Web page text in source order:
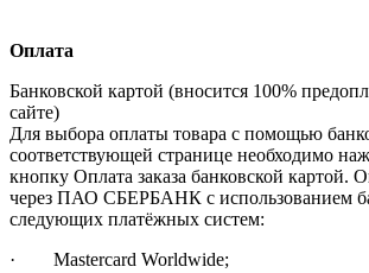
Оплата
Банковской картой (вносится 100%
сайте)
Для выбора оплаты товара с помощью
соответствующей странице необходимо
кнопку Оплата заказа банковской картой.
через ПАО СБЕРБАНК с использованием
следующих платёжных систем:
· Mastercard Worldwide;